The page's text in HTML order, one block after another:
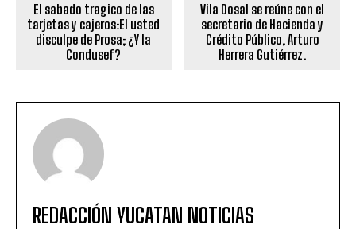
El sabado tragico de las
tarjetas y cajeros:El usted
disculpe de Prosa; ¿Y la
Condusef?
Vila Dosal se reúne con el
secretario de Hacienda y
Crédito Público, Arturo
Herrera Gutiérrez.
REDACCIÓN YUCATAN NOTICIAS